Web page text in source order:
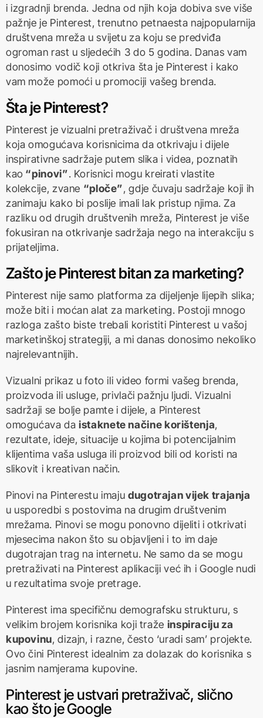
i izgradnji brenda. Jedna od njih koja dobiva sve više
pažnje je Pinterest, trenutno petnaesta najpopularnija
društvena mreža u svijetu za koju se predviđa
ogroman rast u sljedećih 3 do 5 godina. Danas vam
donosimo vodič koji otkriva šta je Pinterest i kako
vam može pomoći u promociji vašeg brenda.
Šta je Pinterest?
Pinterest je vizualni pretraživač i društvena mreža
koja omogućava korisnicima da otkrivaju i dijele
inspirativne sadržaje putem slika i videa, poznatih
kao “pinovi”. Korisnici mogu kreirati vlastite
kolekcije, zvane “ploče”, gdje čuvaju sadržaje koji ih
zanimaju kako bi poslije imali lak pristup njima. Za
razliku od drugih društvenih mreža, Pinterest je više
fokusiran na otkrivanje sadržaja nego na interakciju s
prijateljima.
Zašto je Pinterest bitan za marketing?
Pinterest nije samo platforma za dijeljenje lijepih slika;
može biti i moćan alat za marketing. Postoji mnogo
razloga zašto biste trebali koristiti Pinterest u vašoj
marketinškoj strategiji, a mi danas donosimo nekoliko
najrelevantnijih.
Vizualni prikaz u foto ili video formi vašeg brenda,
proizvoda ili usluge, privlači pažnju ljudi. Vizualni
sadržaji se bolje pamte i dijele, a Pinterest
omogućava daistaknete načine korištenja,
rezultate, ideje, situacije u kojima bi potencijalnim
klijentima vaša usluga ili proizvod bili od koristi na
slikovit i kreativan način.
Pinovi na Pinterestu imaju dugotrajan vijek trajanja
u usporedbi s postovima na drugim društvenim
mrežama. Pinovi se mogu ponovno dijeliti i otkrivati
mjesecima nakon što su objavljeni i to im daje
dugotrajan trag na internetu. Ne samo da se mogu
pretraživati na Pinterest aplikaciji već ih i Google nudi
u rezultatima svoje pretrage.
Pinterest ima specifičnu demografsku strukturu, s
velikim brojem korisnika koji traže inspiraciju za
kupovinu, dizajn, i razne, često ‘uradi sam’ projekte.
Ovo čini Pinterest idealnim za dolazak do korisnika s
jasnim namjerama kupovine.
Pinterest je ustvari pretraživač, slično
kao što je Google